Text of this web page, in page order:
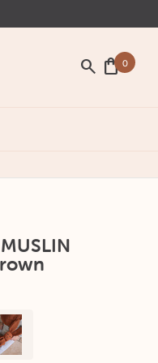
0
shopping_bag
search